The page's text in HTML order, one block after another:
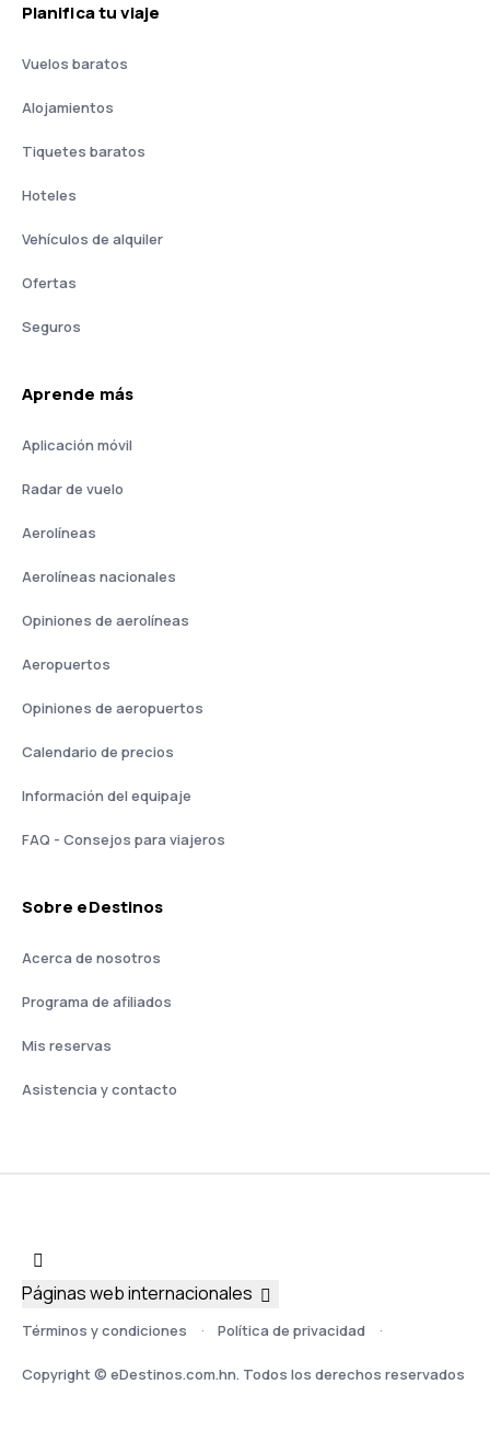
Planifica tu viaje
Vuelos baratos
Alojamientos
Tiquetes baratos
Hoteles
Vehículos de alquiler
Ofertas
Seguros
Aprende más
Aplicación móvil
Radar de vuelo
Aerolíneas
Aerolíneas nacionales
Opiniones de aerolíneas
Aeropuertos
Opiniones de aeropuertos
Calendario de precios
Información del equipaje
FAQ - Consejos para viajeros
Sobre eDestinos
Acerca de nosotros
Programa de afiliados
Mis reservas
Asistencia y contacto
Términos y condiciones Política de privacidad
Copyright © eDestinos.com.hn. Todos los derechos reservados
Páginas web internacionales